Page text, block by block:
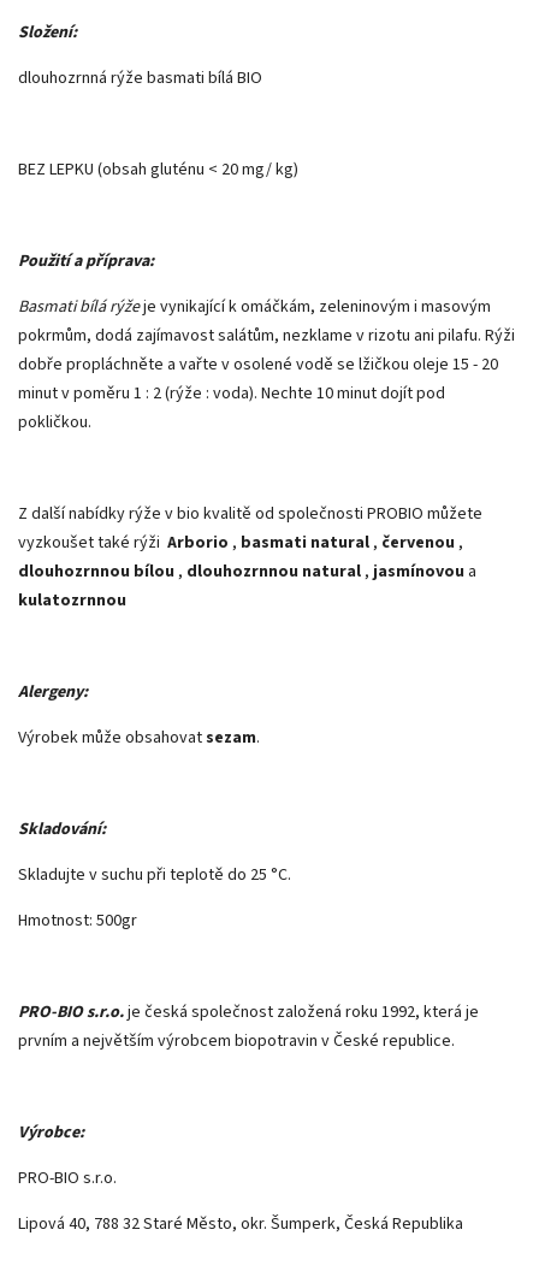
Složení:
dlouhozrnná rýže basmati bílá BIO
BEZ LEPKU (obsah gluténu < 20 mg/ kg)
Použití a příprava:
Basmati bílá rýžeje vynikající k omáčkám, zeleninovým i masovým
pokrmům, dodá zajímavost salátům, nezklame v rizotu ani pilafu. Rýži
dobře propláchněte a vařte v osolené vodě se lžičkou oleje 15 - 20
minut v poměru 1 : 2 (rýže : voda). Nechte 10 minut dojít pod
pokličkou.
Z další nabídky rýže v bio kvalitě od společnosti PROBIO můžete
vyzkoušet také rýži Arborio , basmati natural , červenou ,
dlouhozrnnou bílou , dlouhozrnnou natural , jasmínovou a
kulatozrnnou
Alergeny:
Výrobek může obsahovatsezam.
Skladování:
Skladujte v suchu při teplotě do 25 °C.
Hmotnost: 500gr
PRO-BIO s.r.o.je česká společnost založená roku 1992, která je
prvním a největším výrobcem biopotravin v České republice.
Výrobce:
PRO-BIO s.r.o.
Lipová 40, 788 32 Staré Město, okr. Šumperk, Česká Republika